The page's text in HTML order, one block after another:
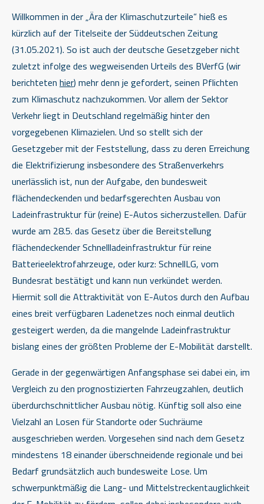
Willkommen in der „Ära der Klimaschutzurteile“ hieß es
kürzlich auf der Titelseite der Süddeutschen Zeitung
(31.05.2021). So ist auch der deutsche Gesetzgeber nicht
zuletzt infolge des wegweisenden Urteils des BVerfG (wir
berichteten hier) mehr denn je gefordert, seinen Pflichten
zum Klimaschutz nachzukommen. Vor allem der Sektor
Verkehr liegt in Deutschland regelmäßig hinter den
vorgegebenen Klimazielen. Und so stellt sich der
Gesetzgeber mit der Feststellung, dass zu deren Erreichung
die Elektrifizierung insbesondere des Straßenverkehrs
unerlässlich ist, nun der Aufgabe, den bundesweit
flächendeckenden und bedarfsgerechten Ausbau von
Ladeinfrastruktur für (reine) E-Autos sicherzustellen. Dafür
wurde am 28.5. das Gesetz über die Bereitstellung
flächendeckender Schnellladeinfrastruktur für reine
Batterieelektrofahrzeuge, oder kurz: SchnellLG, vom
Bundesrat bestätigt und kann nun verkündet werden.
Hiermit soll die Attraktivität von E-Autos durch den Aufbau
eines breit verfügbaren Ladenetzes noch einmal deutlich
gesteigert werden, da die mangelnde Ladeinfrastruktur
bislang eines der größten Probleme der E-Mobilität darstellt.
Gerade in der gegenwärtigen Anfangsphase sei dabei ein, im
Vergleich zu den prognostizierten Fahrzeugzahlen, deutlich
überdurchschnittlicher Ausbau nötig. Künftig soll also eine
Vielzahl an Losen für Standorte oder Suchräume
ausgeschrieben werden. Vorgesehen sind nach dem Gesetz
mindestens 18 einander überschneidende regionale und bei
Bedarf grundsätzlich auch bundesweite Lose. Um
schwerpunktmäßig die Lang- und Mittelstreckentauglichkeit